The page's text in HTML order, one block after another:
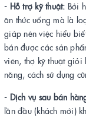
- Hỗ trợ kỹ thuật: Bởi
ăn thức uống mà là
giáp nên việc hiểu
bán được các sản
viên, thợ kỹ thuật giỏi
năng, cách sử dụng
- Dịch vụ sau bán
lần đầu (khách mới)